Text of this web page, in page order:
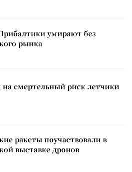
умирают без
рынка
смертельный риск летчики
ракеты поучаствовали в
выставке дронов